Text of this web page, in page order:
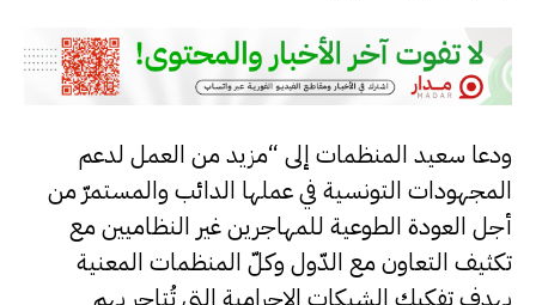
ودعا سعيد المنظمات إلى “مزيد من العمل لدعم
المجهودات التونسية في عملها الدائب والمستمرّ من
أجل العودة الطوعية للمهاجرين غير النظاميين مع
تكثيف التعاون مع الدّول وكلّ المنظمات المعنية
بهدف تفكيك الشبكات الإجرامية التي تُتاجر بهم